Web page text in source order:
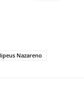
Nazareno